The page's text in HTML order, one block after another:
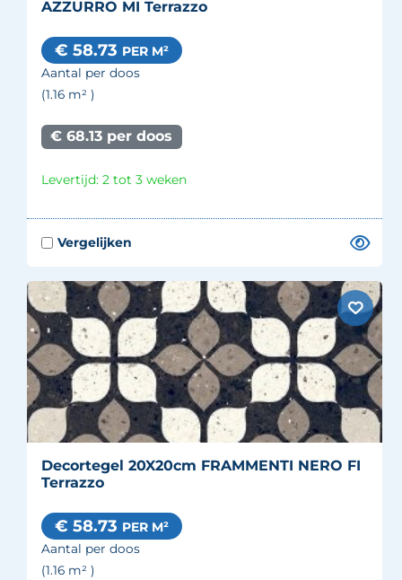
AZZURRO MI Terrazzo
€ 58.73 PER M²
Aantal per doos
(1.16 m² )
€ 68.13 per doos
Levertijd: 2 tot 3 weken
Decortegel 20X20cm FRAMMENTI NERO FI
Terrazzo
€ 58.73 PER M²
Aantal per doos
(1.16 m² )